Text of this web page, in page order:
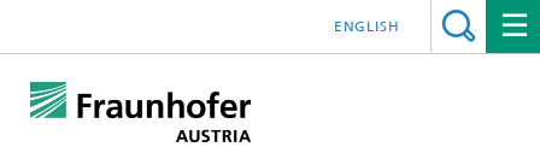
ENGLISH